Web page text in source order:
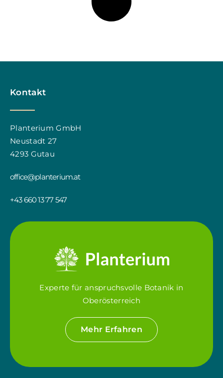
Kontakt
Planterium GmbH
Neustadt 27
4293 Gutau
office@planterium.at
+43 660 13 77 547
Experte für anspruchsvolle Botanik in
Oberösterreich
Mehr Erfahren